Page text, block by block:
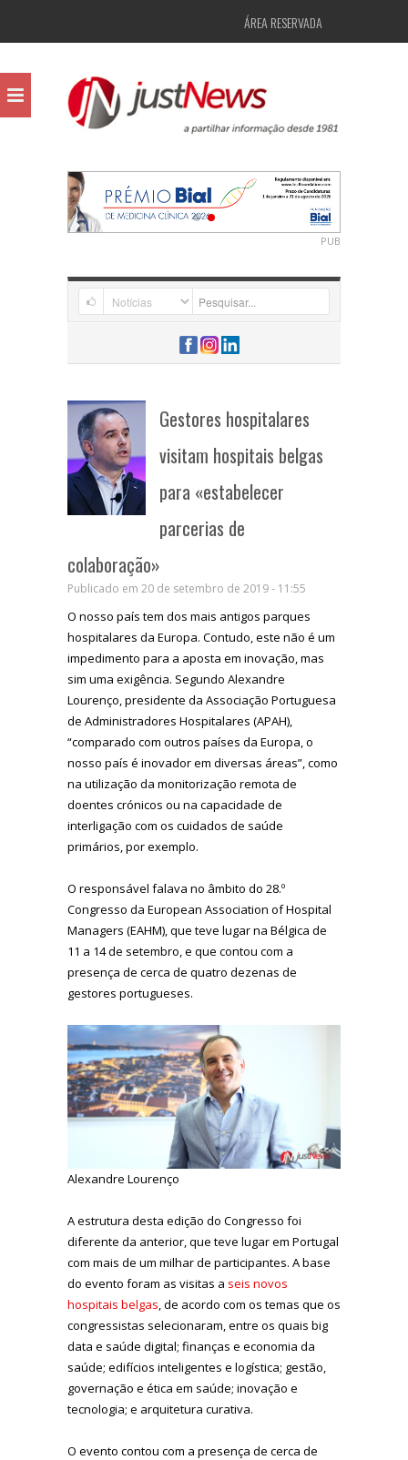
ÁREA RESERVADA
PUB
Gestores hospitalares
visitam hospitais belgas
para «estabelecer
parcerias de
colaboração»
Publicado em 20 de setembro de 2019 - 11:55
O nosso país tem dos mais antigos parques
hospitalares da Europa. Contudo, este não é um
impedimento para a aposta em inovação, mas
sim uma exigência. Segundo Alexandre
Lourenço, presidente da Associação Portuguesa
de Administradores Hospitalares (APAH),
“comparado com outros países da Europa, o
nosso país é inovador em diversas áreas”, como
na utilização da monitorização remota de
doentes crónicos ou na capacidade de
interligação com os cuidados de saúde
primários, por exemplo.
O responsável falava no âmbito do 28.º
Congresso da European Association of Hospital
Managers (EAHM), que teve lugar na Bélgica de
11 a 14 de setembro, e que contou com a
presença de cerca de quatro dezenas de
gestores portugueses.
Alexandre Lourenço
A estrutura desta edição do Congresso foi
diferente da anterior, que teve lugar em Portugal
com mais de um milhar de participantes. A base
do evento foram as visitas a seis novos
hospitais belgas, de acordo com os temas que os
congressistas selecionaram, entre os quais big
data e saúde digital; finanças e economia da
saúde; edifícios inteligentes e logística; gestão,
governação e ética em saúde; inovação e
tecnologia; e arquitetura curativa.
O evento contou com a presença de cerca de